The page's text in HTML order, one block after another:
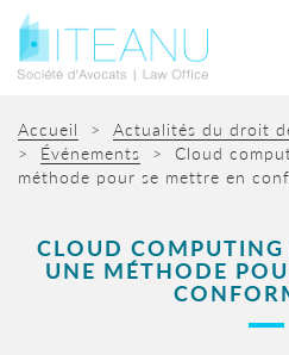
Accueil > Actualités du droit
> Événements > Cloud
méthode pour se mettre en
CLOUD COMPUTING
UNE MÉTHODE